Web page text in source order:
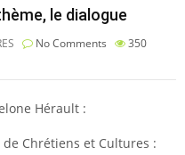
le dialogue
No Comments
350
Hérault :
Chrétiens et Cultures :